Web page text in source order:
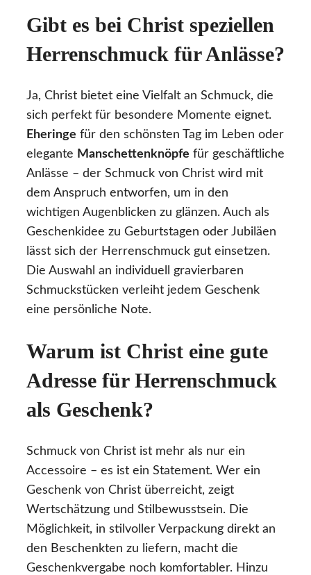
Gibt es bei Christ speziellen
Herrenschmuck für Anlässe?
Ja, Christ bietet eine Vielfalt an Schmuck, die
sich perfekt für besondere Momente eignet.
Eheringe für den schönsten Tag im Leben oder
elegante Manschettenknöpfe für geschäftliche
Anlässe – der Schmuck von Christ wird mit
dem Anspruch entworfen, um in den
wichtigen Augenblicken zu glänzen. Auch als
Geschenkidee zu Geburtstagen oder Jubiläen
lässt sich der Herrenschmuck gut einsetzen.
Die Auswahl an individuell gravierbaren
Schmuckstücken verleiht jedem Geschenk
eine persönliche Note.
Warum ist Christ eine gute
Adresse für Herrenschmuck
als Geschenk?
Schmuck von Christ ist mehr als nur ein
Accessoire – es ist ein Statement. Wer ein
Geschenk von Christ überreicht, zeigt
Wertschätzung und Stilbewusstsein. Die
Möglichkeit, in stilvoller Verpackung direkt an
den Beschenkten zu liefern, macht die
Geschenkvergabe noch komfortabler. Hinzu